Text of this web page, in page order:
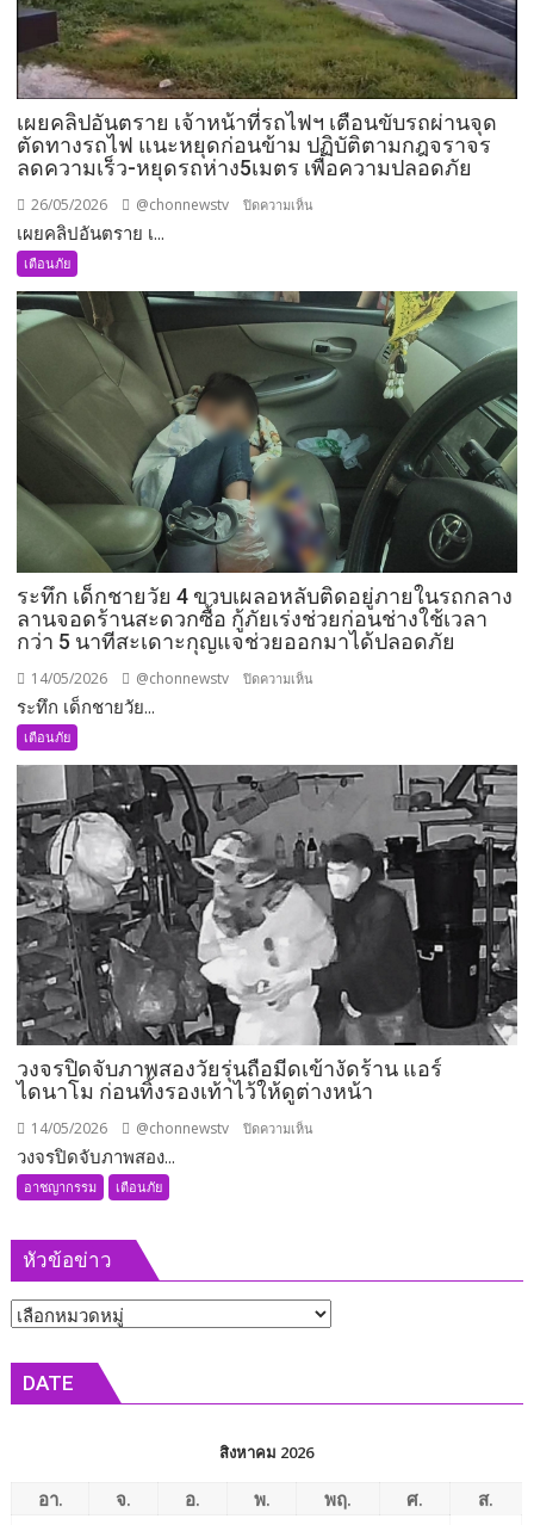
เผยคลิปอันตราย เจ้าหน้าที่รถไฟฯ เตือนขับรถผ่านจุด
ตัดทางรถไฟ แนะหยุดก่อนข้าม ปฏิบัติตามกฎจราจร
ลดความเร็ว-หยุดรถห่าง5เมตร เพื่อความปลอดภัย
26/05/2026 @chonnewstv ปิดความเห็น
เจ้า
หน้าที่
รถ
ไฟฯ
ขับ
รถ
ผ่าน
จุด
ตัดทาง
รถไฟ
แนะ
หยุด
ก่อน
จราจร
ลด
ความเร็ว-
หยุด
รถ
ห่าง5เมตร
เพื่อ
ความ
ปลอดภัย
เผยคลิปอันตราย เ...
เตือนภัย
ระทึก เด็กชายวัย 4 ขวบเผลอหลับติดอยู่ภายในรถกลาง
ลานจอดร้านสะดวกซื้อ กู้ภัยเร่งช่วยก่อนช่างใช้เวลา
กว่า 5 นาทีสะเดาะกุญแจช่วยออกมาได้ปลอดภัย
14/05/2026 @chonnewstv ปิดความเห็น
วัย
ขวบ
เผลอ
หลับ
ติด
อยู่
ภายใน
รถ
กลาง
ลาน
จอด
ร้าน
ช่าง
ใช้
เวลา
กุญแจ
ช่วย
ระทึก เด็กชายวัย...
เตือนภัย
วงจรปิดจับภาพสองวัยรุ่นถือมีดเข้างัดร้าน แอร์
ไดนาโม ก่อนทิ้งรองเท้าไว้ให้ดูต่างหน้า
14/05/2026 @chonnewstv ปิดความเห็น
รุ่น
ถือ
ก่อน
วงจรปิดจับภาพสอง...
อาชญากรรม เตือนภัย
หัวข้อข่าว
หัวข้อ
DATE
สิงหาคม 2026
อา. จ. อ. พ. พฤ. ศ.
ส.